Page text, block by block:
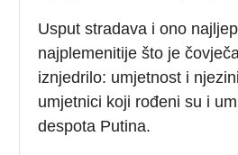
Usput stradava i ono
najplemenitije što je
iznjedrilo: umjetnost i
umjetnici koji rođeni su i
despota Putina.